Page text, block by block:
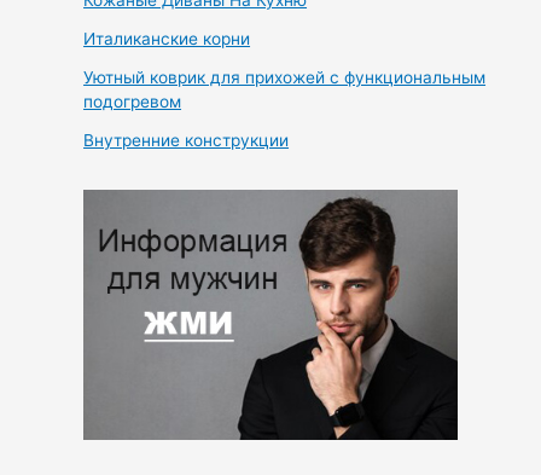
Италиканские корни
Уютный коврик для прихожей с функциональным
подогревом
Внутренние конструкции